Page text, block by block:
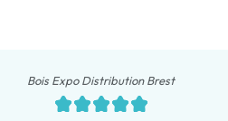
Bois Expo Distribution Brest